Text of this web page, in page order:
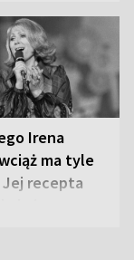
Irena
ma tyle
recepta